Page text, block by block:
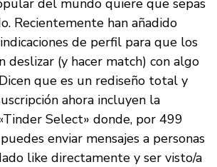
Recientemente han añadido
de perfil para que los
deslizar (y hacer match) con algo
que es un rediseño total y
ahora incluyen la
Select» donde, por 499
enviar mensajes a personas
like directamente y ser visto/a